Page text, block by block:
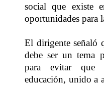
social que existe
oportunidades para
El dirigente señaló
debe ser un tema
para evitar que
educación, unido a